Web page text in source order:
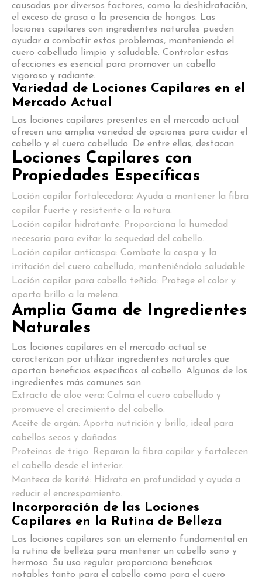
causadas por diversos factores, como la deshidratación,
el exceso de grasa o la presencia de hongos. Las
lociones capilares con ingredientes naturales pueden
ayudar a combatir estos problemas, manteniendo el
cuero cabelludo limpio y saludable. Controlar estas
afecciones es esencial para promover un cabello
vigoroso y radiante.
Variedad de Lociones Capilares en el
Mercado Actual
Las lociones capilares presentes en el mercado actual
ofrecen una amplia variedad de opciones para cuidar el
cabello y el cuero cabelludo. De entre ellas, destacan:
Lociones Capilares con
Propiedades Específicas
Loción capilar fortalecedora: Ayuda a mantener la fibra
capilar fuerte y resistente a la rotura.
Loción capilar hidratante: Proporciona la humedad
necesaria para evitar la sequedad del cabello.
Loción capilar anticaspa: Combate la caspa y la
irritación del cuero cabelludo, manteniéndolo saludable.
Loción capilar para cabello teñido: Protege el color y
aporta brillo a la melena.
Amplia Gama de Ingredientes
Naturales
Las lociones capilares en el mercado actual se
caracterizan por utilizar ingredientes naturales que
aportan beneficios específicos al cabello. Algunos de los
ingredientes más comunes son:
Extracto de aloe vera: Calma el cuero cabelludo y
promueve el crecimiento del cabello.
Aceite de argán: Aporta nutrición y brillo, ideal para
cabellos secos y dañados.
Proteínas de trigo: Reparan la fibra capilar y fortalecen
el cabello desde el interior.
Manteca de karité: Hidrata en profundidad y ayuda a
reducir el encrespamiento.
Incorporación de las Lociones
Capilares en la Rutina de Belleza
Las lociones capilares son un elemento fundamental en
la rutina de belleza para mantener un cabello sano y
hermoso. Su uso regular proporciona beneficios
notables tanto para el cabello como para el cuero